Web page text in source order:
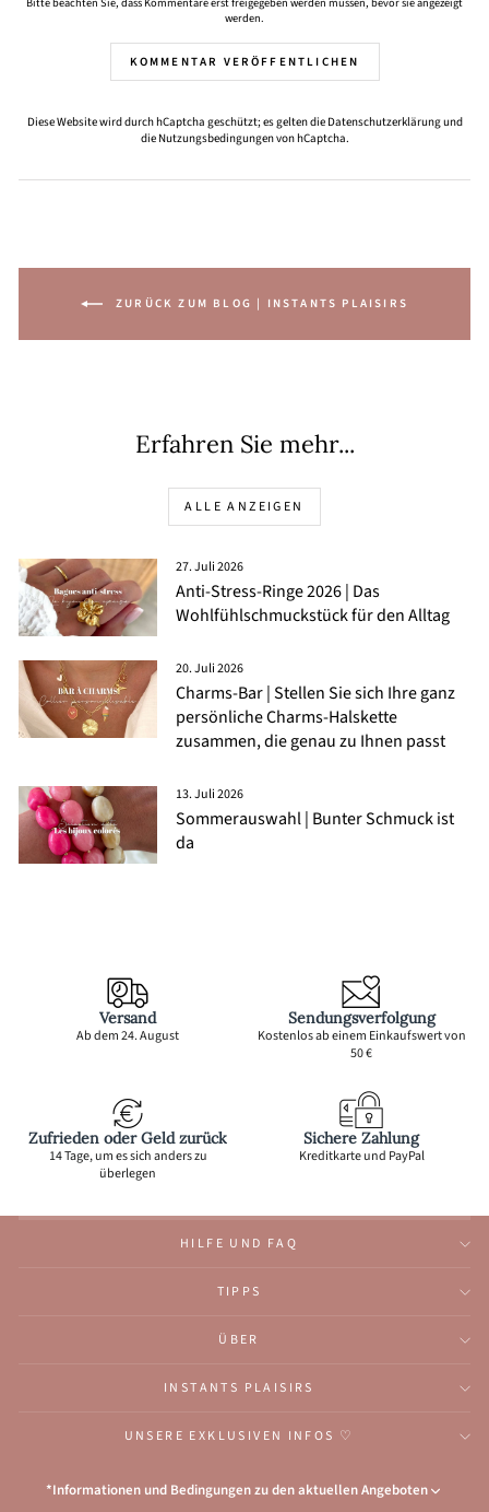
werden.
KOMMENTAR VERÖFFENTLICHEN
Diese Website wird durch hCaptcha geschützt; es gelten die Datenschutzerklärungund
die Nutzungsbedingungenvon hCaptcha.
ZURÜCK ZUM BLOG | INSTANTS PLAISIRS
Erfahren Sie mehr...
ALLE ANZEIGEN
27. Juli 2026
Anti-Stress-Ringe 2026 | Das
Wohlfühlschmuckstück für den Alltag
20. Juli 2026
Charms-Bar | Stellen Sie sich Ihre ganz
persönliche Charms-Halskette
zusammen, die genau zu Ihnen passt
13. Juli 2026
Sommerauswahl | Bunter Schmuck ist
da
Versand
Ab dem 24. August
Sendungsverfolgung
Kostenlos ab einem Einkaufswert von
50 €
Zufrieden oder Geld zurück
14 Tage, um es sich anders zu
überlegen
Sichere Zahlung
Kreditkarte und PayPal
HILFE UND FAQ
TIPPS
ÜBER
INSTANTS PLAISIRS
UNSERE EXKLUSIVEN INFOS ♡
*Informationen und Bedingungen zu den aktuellen Angeboten